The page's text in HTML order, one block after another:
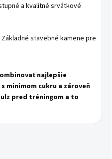
a kvalitné srvátkové
Základné stavebné kamene pre
najlepšie
minimom cukru a zároveň
pred tréningom a to